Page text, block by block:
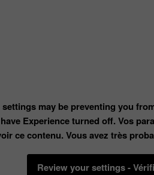
settings may be preventing you
Experience turned off. Vos
ce contenu. Vous avez très
Review your settings -